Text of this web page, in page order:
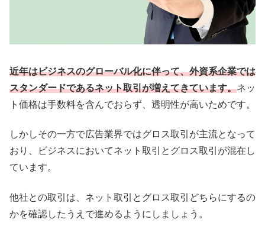
近年はビジネスのグローバル化に伴って、外資系企業では
スタンダードであるネット取引が増えてきています。ネッ
ト価格は手数料を含んでおらず、透明性が高いためです。
しかしその一方で広告業界ではグロス取引が主流となって
おり、ビジネスにおいてネット取引とグロス取引が混在し
ています。
他社との取引は、ネット取引とグロス取引どちらにするの
かを確認したうえで進めるようにしましょう。